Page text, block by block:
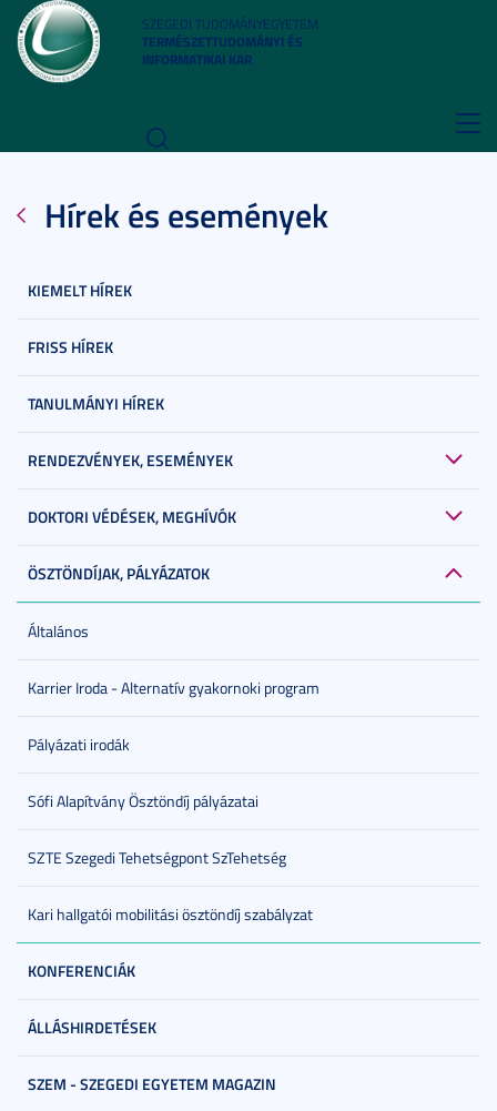
SZEGEDI TUDOMÁNYEGYETEM
TERMÉSZETTUDOMÁNYI ÉS
INFORMATIKAI KAR
Hírek és események
KIEMELT HÍREK
FRISS HÍREK
TANULMÁNYI HÍREK
RENDEZVÉNYEK, ESEMÉNYEK
DOKTORI VÉDÉSEK, MEGHÍVÓK
ÖSZTÖNDÍJAK, PÁLYÁZATOK
Általános
Karrier Iroda - Alternatív gyakornoki program
Pályázati irodák
Sófi Alapítvány Ösztöndíj pályázatai
SZTE Szegedi Tehetségpont SzTehetség
Kari hallgatói mobilitási ösztöndíj szabályzat
KONFERENCIÁK
ÁLLÁSHIRDETÉSEK
SZEM - SZEGEDI EGYETEM MAGAZIN